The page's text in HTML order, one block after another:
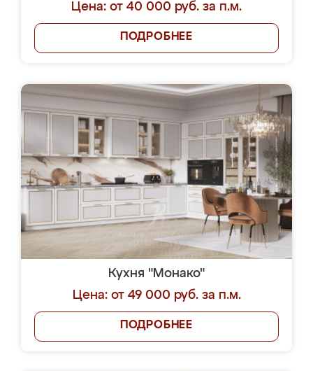
Цена: от 40 000 руб. за п.м.
ПОДРОБНЕЕ
Кухня "Монако"
Цена: от 49 000 руб. за п.м.
ПОДРОБНЕЕ